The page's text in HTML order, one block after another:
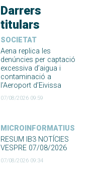
Darrers
titulars
SOCIETAT
Aena replica les
denúncies per captació
excessiva d’aigua i
contaminació a
l’Aeroport d’Eivissa
07/08/2026 09:59
MICROINFORMATIUS
RESUM IB3 NOTÍCIES
VESPRE 07/08/2026
07/08/2026 09:34